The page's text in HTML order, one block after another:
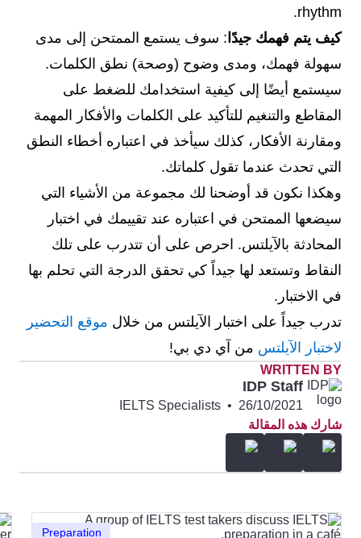
rhythm.
كيف يتم فهمك جيدًا : سوف يستمع الممتحن إلى مدى
سهولة فهمك، ومدى وضوح (وصحة) نطق الكلمات.
سيستمع أيضًا إلى كيفية استخدامك للضغط على
المقاطع والتنغيم للتأكيد على الكلمات والأفكار المهمة
ومقارنة الأفكار، كذلك سيأخذ في اعتباره أخطاء النطق
التي تحدث عندما تقول كلماتك.
وهكذا نكون قد أوضحنا لك مجموعة من الأشياء التي
سيضعها الممتحن في اعتباره عند تقييمك في اختبار
المحادثة بالآيلتس. احرص على أن تتدرب على تلك
النقاط وتستعد لها جيداً كي تحقق الدرجة التي تحلم بها
في الاختبار.
تدرب جيداً على اختبار الآيلتس من خلال موقع التحضير
لاختبار الآيلتس من آي دي بي!
WRITTEN BY
IDP Staff
26/10/2021
•
IELTS Specialists
شارك هذه المقالة
Preparation